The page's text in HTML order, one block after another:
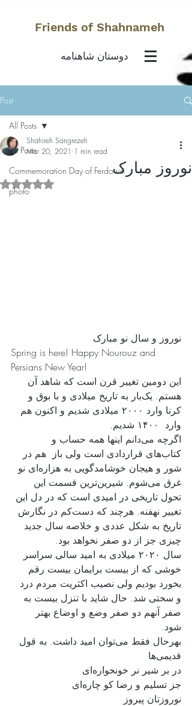
Friends of Shahnameh
دوستان شاهنامه
Post
All Posts
Commemoration Day of Ferdowsi
photo
All Posts
نوروز مبارک
Shahireh Sangrezeh
Mar 20, 2021 1 min read
Rated NaN out of 5 stars.
نوروز و سال نو مبارک
Spring is here! Happy Nourouz and
Persians New Year!
این دومین تغییر قرن است که شاهد آن
هستم. یک‌بار به تاریخ میلادی و با بوق و
کرنا وارد ۲۰۰۰ میلادی شدیم و اکنون هم
وارد  ۱۴۰۰ شدیم.
اگرچه می‌دانم اینها همه حساب‌ و
کتاب‌های قراردادی است ولی باز  هم در
شور و هیجان خوشامدگویی به هزاره‌ای نو
غرق می‌شوم. شیرین‌ترین قسمت این
تحول تاریخی در امیدی است که در دل این
تغییر نهفنه. هرچند که دست‌کم در نگارش
تاریخ به شکل عددی و خلاصه سال جدید
چیزی جز از دو صفر نخواهد بود.
سال ۲۰۲۰ میلادی به امید سالی سراسر
خوشی که از بیست برایمان بیست رقم
بخورد بودیم ولی نصیب اکثریت مردم درد
و سختی شد. حال شاید با تنزل بیست به
صفر آنهم دو صفر وضع و اوضاع بهتر
شود.
بهرحال فقط می‌توان امید داشت. به قول
قدیمی‌ها
در بر شیر نر خونخواره‌ای
جز تسلیم و رضا کو چاره‌ای
نوروزتان پیروز